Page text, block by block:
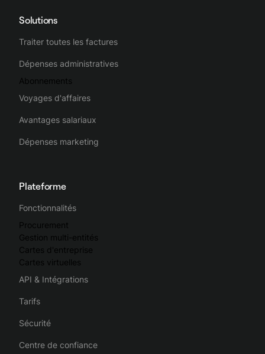
Solutions
Traiter toutes les factures
Dépenses administratives
Abonnements
Voyages d'affaires
Avantages salariaux
Dépenses marketing
Plateforme
Fonctionnalités
Procurement
Gestion multi-entités
Cartes d'entreprise
Cartes virtuelles
API & Intégrations
Tarifs
Sécurité
Centre de confiance